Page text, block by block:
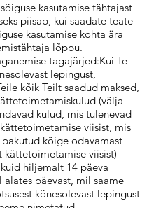
kasutamise tähtajast
piisab, kui saadate teate
kasutamise kohta ära
lõppu.
tagajärjed:Kui Te
lepingust,
kõik Teilt saadud maksed,
(välja
kulud, mis tulenevad
viisist, mis
kõige odavamast
kättetoimetamise viisist)
hiljemalt 14 päeva
alates päevast, mil saame
kõnesolevast lepingust